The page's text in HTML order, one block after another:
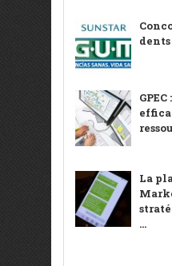
dents
La
...